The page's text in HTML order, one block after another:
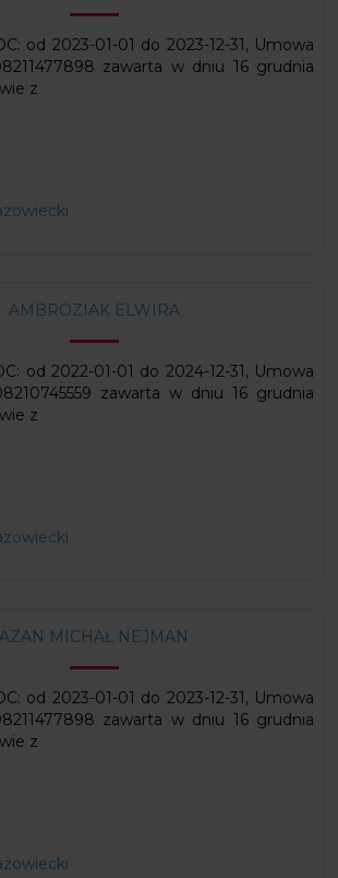
od 2023-01-01 do 2023-12-31, Umowa
zawarta w dniu 16 grudnia
z
AMBROZIAK ELWIRA
od 2022-01-01 do 2024-12-31, Umowa
zawarta w dniu 16 grudnia
z
AZAN MICHAŁ NEJMAN
od 2023-01-01 do 2023-12-31, Umowa
zawarta w dniu 16 grudnia
z